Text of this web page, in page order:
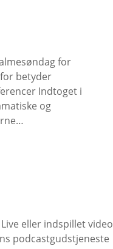
for
betyder
Indtoget i
og
eller indspillet video
podcastgudstjeneste